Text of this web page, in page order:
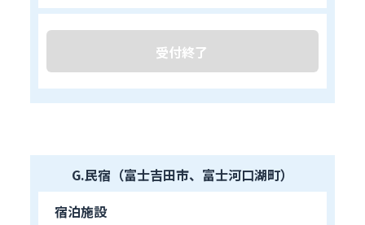
受付終了
G.民宿（富士吉田市、富士河口湖町）
宿泊施設